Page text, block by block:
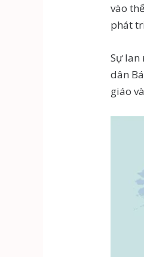
vào
phát
Sự lan
dân
giáo